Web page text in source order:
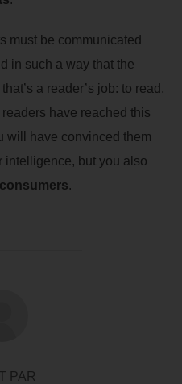
must be communicated
in such a way that the
a reader’s job: to read,
have reached this
will have convinced them
intelligence, but you also
.
PAR